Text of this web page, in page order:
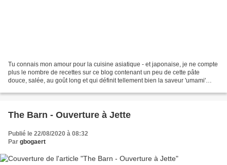
Tu connais mon amour pour la cuisine asiatique - et japonaise, je ne compte
plus le nombre de recettes sur ce blog contenant un peu de cette pâte
douce, salée, au goût long et qui définit tellement bien la saveur 'umami'
The Barn - Ouverture à Jette
Publié le 22/08/2020 à 08:32
Par gbogaert